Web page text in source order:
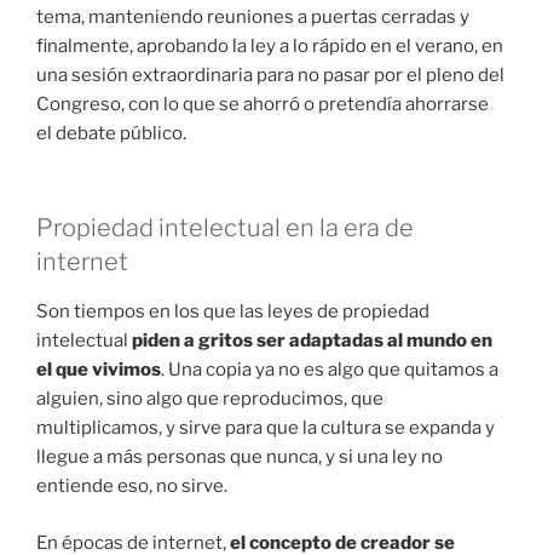
tema, manteniendo reuniones a puertas cerradas y
finalmente, aprobando la ley a lo rápido en el verano, en
una sesión extraordinaria para no pasar por el pleno del
Congreso, con lo que se ahorró o pretendía ahorrarse
el debate público.
Propiedad intelectual en la era de
internet
Son tiempos en los que las leyes de propiedad
intelectual piden a gritos ser adaptadas al mundo en
el que vivimos. Una copia ya no es algo que quitamos a
alguien, sino algo que reproducimos, que
multiplicamos, y sirve para que la cultura se expanda y
llegue a más personas que nunca, y si una ley no
entiende eso, no sirve.
En épocas de internet,el concepto de creador se